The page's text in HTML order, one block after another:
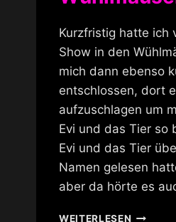
Kurzfristig hatte ich
Show in den
mich dann ebenso
entschlossen, dort
aufzuschlagen um
Evi und das Tier so
Evi und das Tier
Namen gelesen
aber da hörte es
WEITERLESENLETS